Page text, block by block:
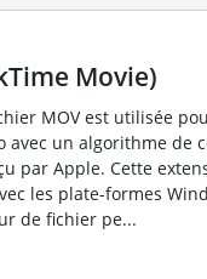
Movie)
MOV est utilisée
avec un algorithme de
par Apple. Cette
les plate-formes
de fichier pe...